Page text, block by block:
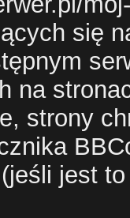
się
na
strony
jest